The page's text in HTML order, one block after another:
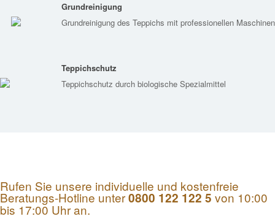
Grundreinigung
Grundreinigung des Teppichs mit professionellen Maschinen
Teppichschutz
Teppichschutz durch biologische Spezialmittel
Rufen Sie unsere individuelle und kostenfreie
Beratungs-Hotline unter0800 122 122 5 von 10:00
bis 17:00 Uhr an.